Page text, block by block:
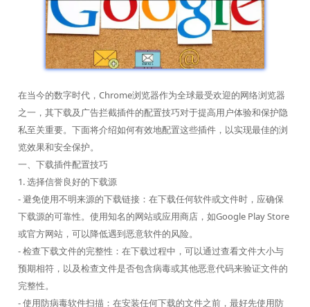
在当今的数字时代，Chrome浏览器作为全球最受欢迎的网络浏览器
之一，其下载及广告拦截插件的配置技巧对于提高用户体验和保护隐
私至关重要。下面将介绍如何有效地配置这些插件，以实现最佳的浏
览效果和安全保护。
一、下载插件配置技巧
1. 选择信誉良好的下载源
- 避免使用不明来源的下载链接：在下载任何软件或文件时，应确保
下载源的可靠性。使用知名的网站或应用商店，如Google Play Store
或官方网站，可以降低遇到恶意软件的风险。
- 检查下载文件的完整性：在下载过程中，可以通过查看文件大小与
预期相符，以及检查文件是否包含病毒或其他恶意代码来验证文件的
完整性。
- 使用防病毒软件扫描：在安装任何下载的文件之前，最好先使用防